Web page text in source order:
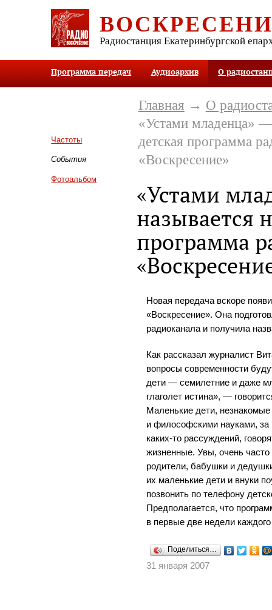
Радиостанция Екатеринбургской
Программа передач Аудиоархив О
Частоты
События
Фотоальбом
Главная → О
«Устами младенца» —
детская программа
«Воскресение»
«Устами
называется
программа
Новая передача вскоре
«Воскресение». Она
радиоканала и получила
Как рассказал журналист
вопросы современности
дети — семилетние и даже
глаголет истина», —
Маленькие дети,
и философскими науками,
каких-то рассуждений,
жизненные. Увы, очень часто
родители, бабушки и
их маленькие дети и внуки
позвонить по телефону
Предполагается, что
в первые две недели
Поделиться…
31 января 2007